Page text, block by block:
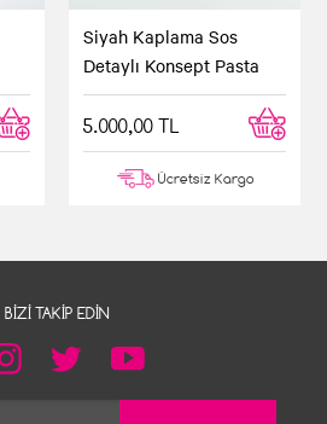
Siyah Kaplama Sos
Detaylı Konsept Pasta
5.000,00 TL
Ücretsiz Kargo
BIZI TAKIP EDIN